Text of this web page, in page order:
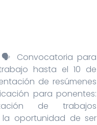
🗣️ Convocatoria para
hasta el 10 de
de resúmenes
para ponentes:
de trabajos
la oportunidad de ser